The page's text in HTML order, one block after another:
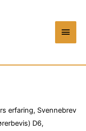
erfaring, Svennebrev
D6,